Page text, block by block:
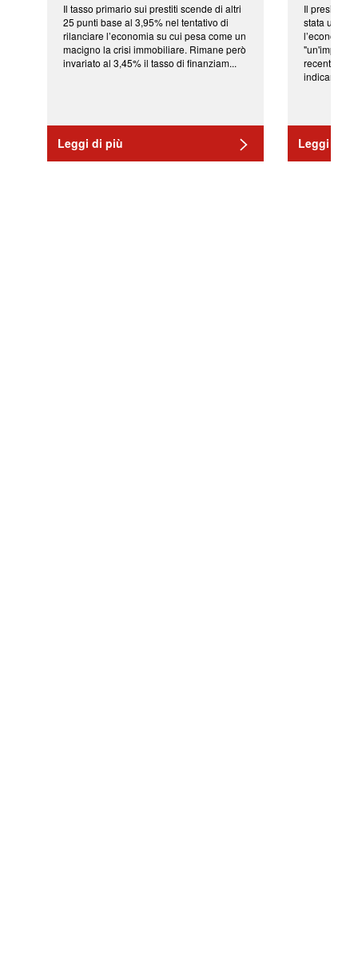
Il tasso primario sui prestiti scende di altri
25 punti base al 3,95% nel tentativo di
rilanciare l’economia su cui pesa come un
macigno la crisi immobiliare. Rimane però
invariato al 3,45% il tasso di finanziam...
Leggi di più
Il
stata una
l’economia
recenti
indicano
Leggi di